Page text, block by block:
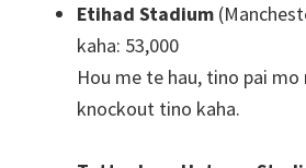
Etihad Stadium
kaha: 53,000
Hou me te hau, tino pai
knockout tino kaha.